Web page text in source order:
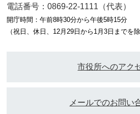
電話番号：0869-22-1111（代表）
開庁時間：午前8時30分から午後5時15分
（祝日、休日、12月29日から1月3日までを
市役所へのアク
メールでのお問い